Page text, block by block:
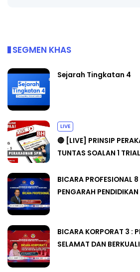
SEGMEN KHAS
Sejarah Tingkatan 4
LIVE
🔴 [LIVE] PRINSIP
TUNTAS SOALAN 1
BICARA PROFESIONAL
PENGARAH
BICARA KORPORAT 3 :
SELAMAT DAN